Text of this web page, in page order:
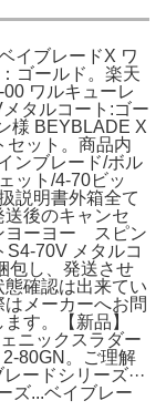
イブレードX ワ
ゴールド。楽天
ワルキューレ
タルコート:ゴー
様 BEYBLADE X
セット。商品内
ンブレード/ボル
ット/4-70ビッ
説明書外箱全て
後のキャンセ
ヨーヨー スピン
70V メタルコ
包し、発送させ
確認は出来てい
メーカーへお問
す。【新品】
ニックスラダー
80GN。ご理解
ードシリーズ···
ズ...ベイブレー